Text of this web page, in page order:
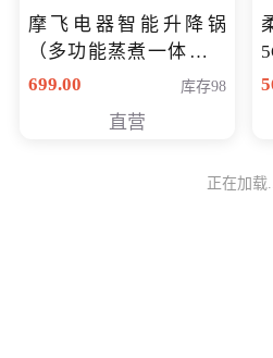
摩飞电器智能升降锅
（多功能蒸煮一体锅）
（智能升降养生锅） 会
699.00 库存98
直营
正在加载...